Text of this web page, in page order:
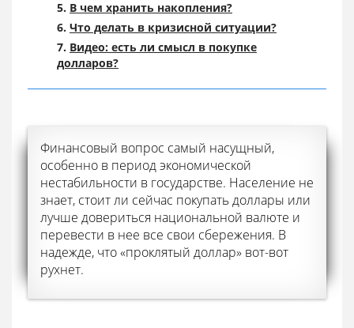
В чем хранить накопления?
Что делать в кризисной ситуации?
Видео: есть ли смысл в покупке
долларов?
Финансовый вопрос самый насущный,
особенно в период экономической
нестабильности в государстве. Население не
знает, стоит ли сейчас покупать доллары или
лучше довериться национальной валюте и
перевести в нее все свои сбережения. В
надежде, что «проклятый доллар» вот-вот
рухнет.